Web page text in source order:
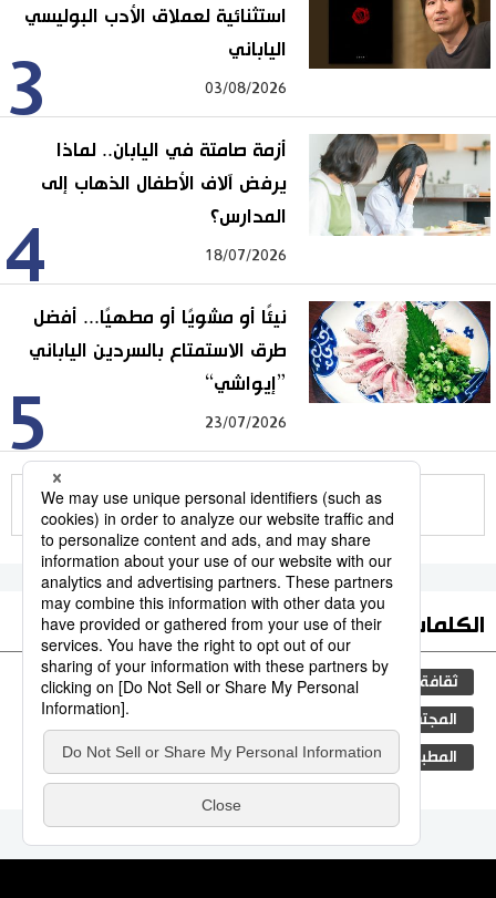
3
استثنائية لعملاق الأدب البوليسي
الياباني
03/08/2026
4
أزمة صامتة في اليابان.. لماذا
يرفض آلاف الأطفال الذهاب إلى
المدارس؟
18/07/2026
5
نيئًا أو مشويًا أو مطهيًا... أفضل
طرق الاستمتاع بالسردين الياباني
”إيواشي“
23/07/2026
للمزيد
الكلمات الأكثر بحثا
ثقافة اليابان جيجي برس مجتمع
المجتمع الياباني
المطبخ الياباني اقتصاد تكنولوجيا